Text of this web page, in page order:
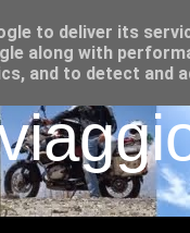
to deliver its
along with
and to detect and